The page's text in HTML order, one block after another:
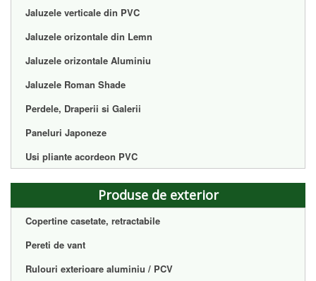
Jaluzele verticale din PVC
Jaluzele orizontale din Lemn
Jaluzele orizontale Aluminiu
Jaluzele Roman Shade
Perdele, Draperii si Galerii
Paneluri Japoneze
Usi pliante acordeon PVC
Produse de exterior
Copertine casetate, retractabile
Pereti de vant
Rulouri exterioare aluminiu / PCV